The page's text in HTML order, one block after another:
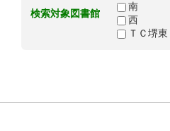
検索対象図書館
南
西
ＴＣ堺東